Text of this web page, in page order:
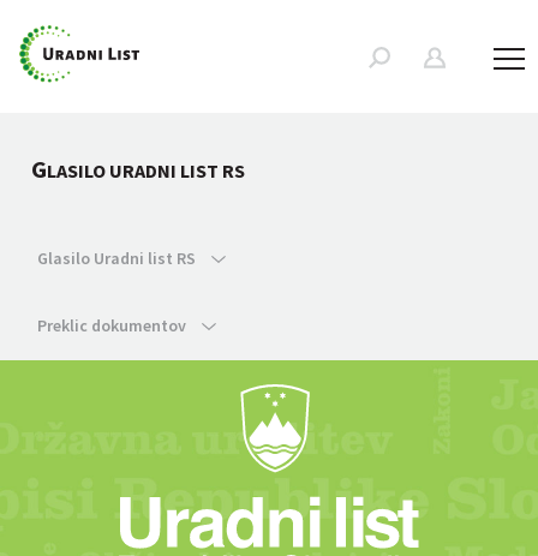
GLASILO URADNI LIST RS
Glasilo Uradni list RS
Preklic dokumentov